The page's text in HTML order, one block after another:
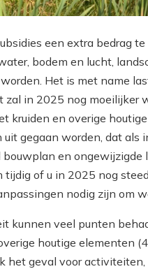
een extra bedrag
bodem en lucht,
Het is met name
zal in 2025 nog moeilijker
kruiden en overige
uit gegaan worden, dat
en
tijdig of u in 2025 nog
nodig zijn om
kunnen veel punten
houtige elementen
het geval voor